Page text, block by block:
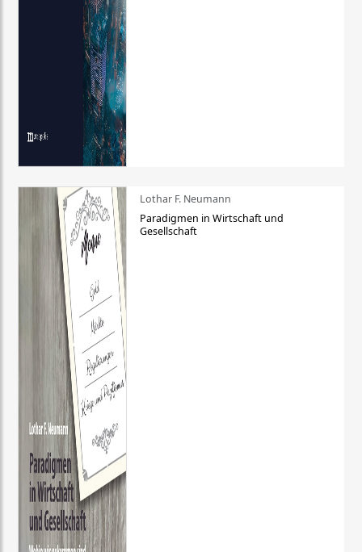
Lothar F. Neumann
Paradigmen in Wirtschaft und
Gesellschaft